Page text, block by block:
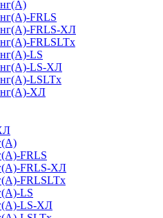
FRLS
FRLS-ХЛ
FRLSLTx
LS
LS-ХЛ
LSLTx
ХЛ
FRLS
FRLS-ХЛ
FRLSLTx
LS
LS-ХЛ